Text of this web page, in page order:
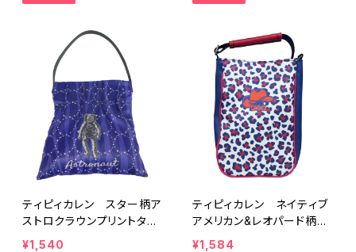
ティピィカレン スター柄ア
ストロクラウンプリントタッ
クワンショルダーバッグ
¥1,540
ティピィカレン ネイティブ
アメリカン&レオパード柄ミ
ニショルダーバッグ
¥1,584